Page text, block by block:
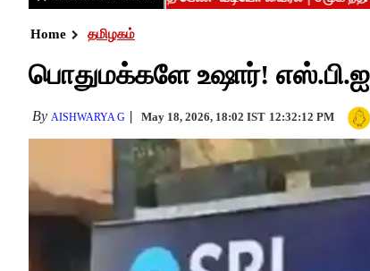
Home தமிழகம்
பொதுமக்களே உஷார்!
By AISHWARYA G May 18, 2026, 18:02 IST 12:32:12 PM